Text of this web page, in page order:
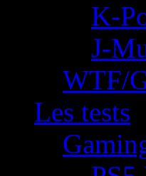
K-
J-
WTF/
Les tests